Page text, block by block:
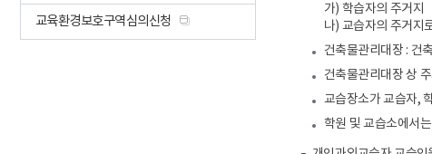
교육환경보호구역심의신청
가) 학습자의 주거지
나) 교습자의 주거지
건축물관리대장 : 건
건축물관리대장 상
교습장소가 교습자,
학원 및 교습소에서